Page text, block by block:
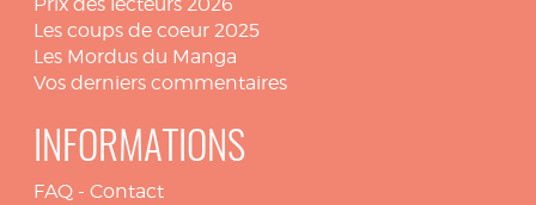
Les coups de coeur 2025
Les Mordus du Manga
Vos derniers commentaires
INFORMATIONS
FAQ - Contact